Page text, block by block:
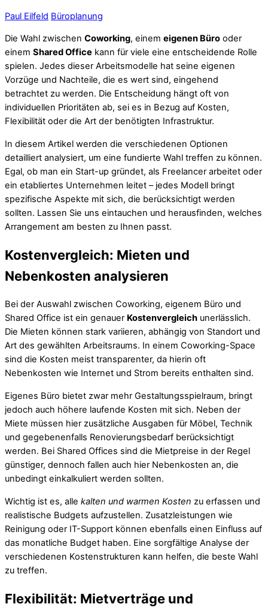
Paul Eilfeld Büroplanung
Die Wahl zwischen Coworking, einem eigenen Büro oder
einem Shared Office kann für viele eine entscheidende Rolle
spielen. Jedes dieser Arbeitsmodelle hat seine eigenen
Vorzüge und Nachteile, die es wert sind, eingehend
betrachtet zu werden. Die Entscheidung hängt oft von
individuellen Prioritäten ab, sei es in Bezug auf Kosten,
Flexibilität oder die Art der benötigten Infrastruktur.
In diesem Artikel werden die verschiedenen Optionen
detailliert analysiert, um eine fundierte Wahl treffen zu können.
Egal, ob man ein Start-up gründet, als Freelancer arbeitet oder
ein etabliertes Unternehmen leitet – jedes Modell bringt
spezifische Aspekte mit sich, die berücksichtigt werden
sollten. Lassen Sie uns eintauchen und herausfinden, welches
Arrangement am besten zu Ihnen passt.
Kostenvergleich: Mieten und
Nebenkosten analysieren
Bei der Auswahl zwischen Coworking, eigenem Büro und
Shared Office ist ein genauer Kostenvergleich unerlässlich.
Die Mieten können stark variieren, abhängig von Standort und
Art des gewählten Arbeitsraums. In einem Coworking-Space
sind die Kosten meist transparenter, da hierin oft
Nebenkosten wie Internet und Strom bereits enthalten sind.
Eigenes Büro bietet zwar mehr Gestaltungsspielraum, bringt
jedoch auch höhere laufende Kosten mit sich. Neben der
Miete müssen hier zusätzliche Ausgaben für Möbel, Technik
und gegebenenfalls Renovierungsbedarf berücksichtigt
werden. Bei Shared Offices sind die Mietpreise in der Regel
günstiger, dennoch fallen auch hier Nebenkosten an, die
unbedingt einkalkuliert werden sollten.
Wichtig ist es, alle kalten und warmen Kosten zu erfassen und
realistische Budgets aufzustellen. Zusatzleistungen wie
Reinigung oder IT-Support können ebenfalls einen Einfluss auf
das monatliche Budget haben. Eine sorgfältige Analyse der
verschiedenen Kostenstrukturen kann helfen, die beste Wahl
zu treffen.
Flexibilität: Mietverträge und